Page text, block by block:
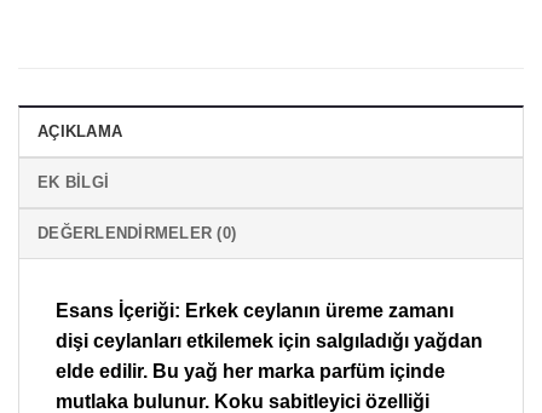
AÇIKLAMA
EK BILGI
DEĞERLENDIRMELER (0)
Esans İçeriği: Erkek ceylanın üreme zamanı
dişi ceylanları etkilemek için salgıladığı yağdan
elde edilir. Bu yağ her marka parfüm içinde
mutlaka bulunur. Koku sabitleyici özelliği